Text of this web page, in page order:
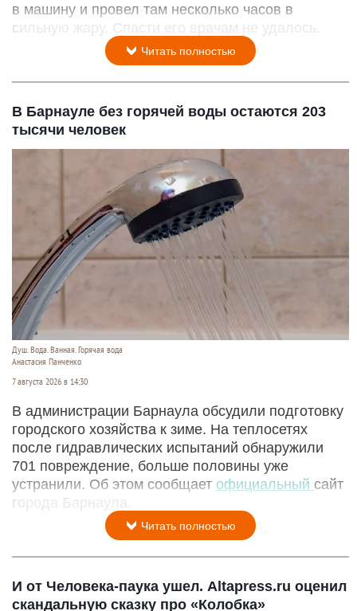
в машину и провел там несколько часов в
сильную жару. Спасти его врачам не удалось.
Читать полностью
В Барнауле без горячей воды остаются 203
тысячи человек
Душ. Вода. Ванная. Горячая вода
Анастасия Панченко
7 августа 2026 в 14:30
В администрации Барнаула обсудили подготовку
городского хозяйства к зиме. На теплосетях
после гидравлических испытаний обнаружили
701 повреждение, больше половины уже
устранили. Об этом сообщает официальный сайт
города Барнаула.
Читать полностью
И от Человека-паука ушел. Altapress.ru оценил
скандальную сказку про «Колобка»